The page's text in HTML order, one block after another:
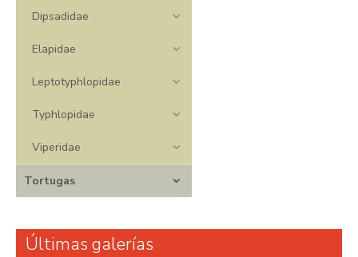
Dipsadidae
Elapidae
Leptotyphlopidae
Typhlopidae
Viperidae
Tortugas
Últimas galerías